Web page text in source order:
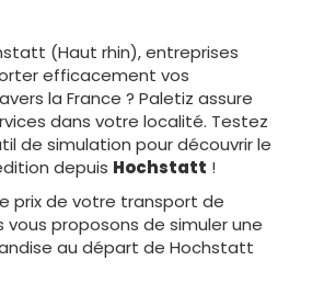
(Haut rhin), entreprises
efficacement vos
la France ? Paletiz assure
dans votre localité. Testez
de simulation pour découvrir le
depuis Hochstatt !
prix de votre transport de
vous proposons de simuler une
au départ de Hochstatt